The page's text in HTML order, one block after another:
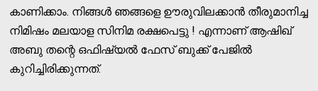
കാണിക്കാം. നിങ്ങള്‍ ഞങ്ങളെ ഊരുവിലക്കാന്‍ തീരുമാനിച്ച
നിമിഷം മലയാള സിനിമ രക്ഷപെട്ടു ! എന്നാണ് ആഷിഖ്
അബു തന്റെ ഒഫിഷ്യല്‍ ഫേസ് ബുക്ക് പേജില്‍
കുറിച്ചിരിക്കുന്നത്.